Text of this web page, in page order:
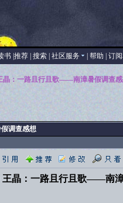
书| 推荐| 搜索| 社区服务 帮助 订
晶：一路且行且歌——南漳暑假调查
调查感想
王晶：一路且行且歌——南